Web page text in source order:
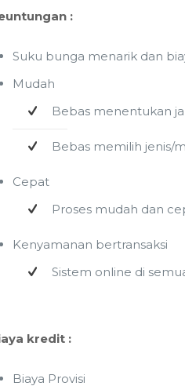
:
Suku bunga menarik dan
Mudah
Bebas menentukan
Bebas memilih jenis/
Cepat
Proses mudah dan
Kenyamanan bertransaksi
Sistem online di
kredit :
Biaya Provisi